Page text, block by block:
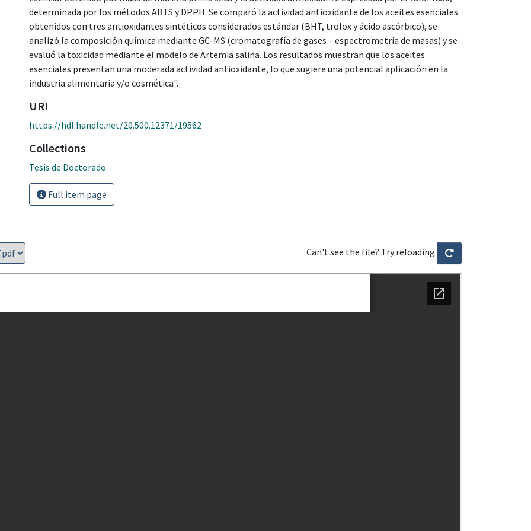
determinada por los métodos ABTS y DPPH. Se comparó la actividad antioxidante de los aceites esenciales
obtenidos con tres antioxidantes sintéticos considerados estándar (BHT, trolox y ácido ascórbico), se
analizó la composición química mediante GC-MS (cromatografía de gases – espectrometría de masas) y se
evaluó la toxicidad mediante el modelo de Artemia salina. Los resultados muestran que los aceites
esenciales presentan una moderada actividad antioxidante, lo que sugiere una potencial aplicación en la
industria alimentaria y/o cosmética".
URI
https://hdl.handle.net/20.500.12371/19562
Collections
Tesis de Doctorado
Full item page
Can't see the file? Try reloading